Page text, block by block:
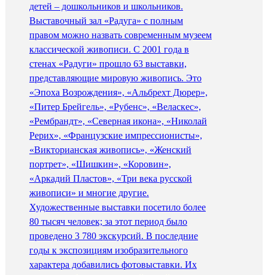
детей – дошкольников и школьников.
Выставочный зал «Радуга» с полным
правом можно назвать современным музеем
классической живописи. С 2001 года в
стенах «Радуги» прошло 63 выставки,
представляющие мировую живопись. Это
«Эпоха Возрождения», «Альбрехт Дюрер»,
«Питер Брейгель», «Рубенс», «Веласкес»,
«Рембрандт», «Северная икона», «Николай
Рерих», «Французские импрессионисты»,
«Викторианская живопись», «Женский
портрет», «Шишкин», «Коровин»,
«Аркадий Пластов», «Три века русской
живописи» и многие другие.
Художественные выставки посетило более
80 тысяч человек; за этот период было
проведено 3 780 экскурсий. В последние
годы к экспозициям изобразительного
характера добавились фотовыставки. Их